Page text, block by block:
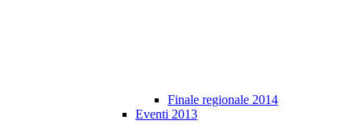
Finale regionale 2014
Eventi 2013